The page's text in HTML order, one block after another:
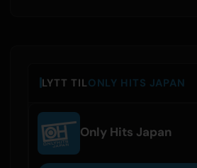
LYTT TILONLY HITS JAPAN
Only Hits Japan